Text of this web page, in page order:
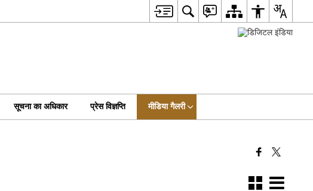
सूचना का अधिकार प्रेस विज्ञप्ति मीडिया गैलरी